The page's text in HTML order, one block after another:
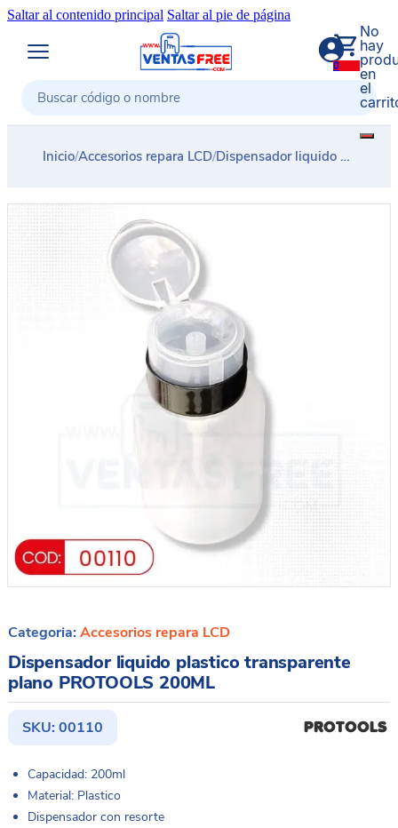
Saltar al contenido principal Saltar al pie de página
Buscar
0
No
hay
en
el
Inicio/Accesorios repara LCD/Dispensador liquido plastico transparente plano PROTOOLS 200ML
Categoria: Accesorios repara LCD
Dispensador liquido plastico transparente
plano PROTOOLS 200ML
SKU: 00110
Capacidad: 200ml
Material: Plastico
Dispensador con resorte